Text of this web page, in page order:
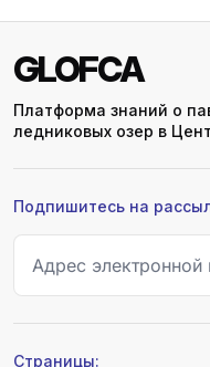
GLOFCA
Платформа знаний о
ледниковых озер в
Подпишитесь на
Страницы: